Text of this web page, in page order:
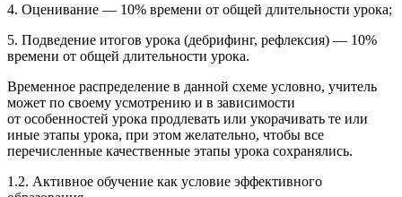
4. Оценивание — 10% времени от общей длительности урока;
5. Подведение итогов урока (дебрифинг, рефлексия) — 10%
времени от общей длительности урока.
Временное распределение в данной схеме условно, учитель
может по своему усмотрению и в зависимости
от особенностей урока продлевать или укорачивать те или
иные этапы урока, при этом желательно, чтобы все
перечисленные качественные этапы урока сохранялись.
1.2. Активное обучение как условие эффективного